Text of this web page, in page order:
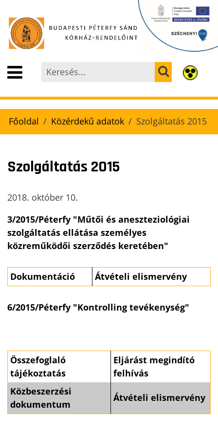
Főoldal Közérdekű adatok Szolgáltatás 2015
Szolgáltatás 2015
2018. október 10.
3/2015/Péterfy "Műtői és aneszteziológiai
szolgáltatás ellátása személyes
közreműködői szerződés keretében"
Dokumentáció Átvételi elismervény
6/2015/Péterfy "Kontrolling tevékenység"
Összefoglaló
tájékoztatás
Eljárást megindító
felhívás
Közbeszerzési
dokumentum
Átvételi elismervény